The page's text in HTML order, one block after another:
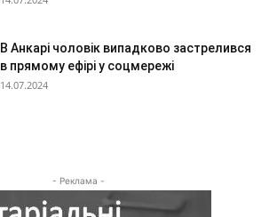
В Анкарі чоловік випадково застрелився
в прямому ефірі у соцмережі
14.07.2024
- Реклама -